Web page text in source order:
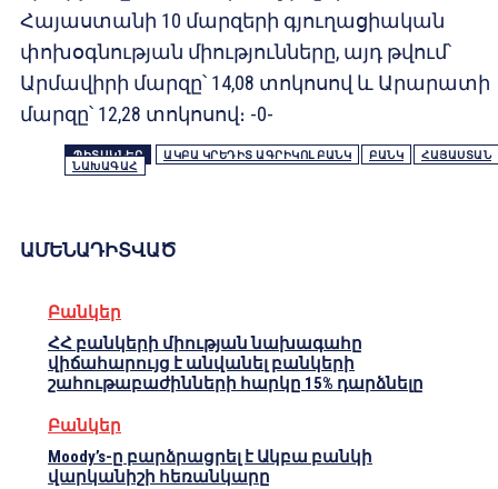
Հայաստանի 10 մարզերի գյուղացիական
փոխօգնության միությունները, այդ թվում՝
Արմավիրի մարզը՝ 14,08 տոկոսով և Արարատի
մարզը՝ 12,28 տոկոսով։ -0-
ՊԻՏԱԿՆԵՐ ԱԿԲԱ ԿՐԵԴԻՏ ԱԳՐԻԿՈԼ ԲԱՆԿ ԲԱՆԿ
ՀԱՅԱՍՏԱՆ
ՆԱԽԱԳԱՀ
ԱՄԵՆԱԴԻՏՎԱԾ
Բանկեր
ՀՀ բանկերի միության նախագահը
վիճահարույց է անվանել բանկերի
շահութաբաժինների հարկը 15% դարձնելը
Բանկեր
Moody’s-ը բարձրացրել է Ակբա բանկի
վարկանիշի հեռանկարը